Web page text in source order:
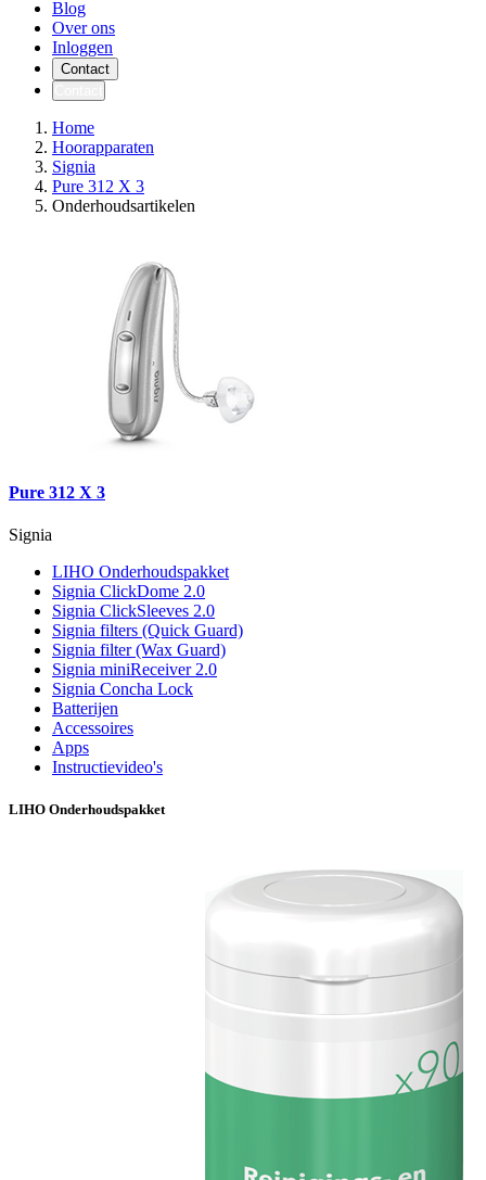
Blog
Over ons
Inloggen
Contact
Home
Hoorapparaten
Signia
Pure 312 X 3
Onderhoudsartikelen
Pure 312 X 3
Signia
LIHO Onderhoudspakket
Signia ClickDome 2.0
Signia ClickSleeves 2.0
Signia filters (Quick Guard)
Signia filter (Wax Guard)
Signia miniReceiver 2.0
Signia Concha Lock
Batterijen
Accessoires
Apps
Instructievideo's
LIHO Onderhoudspakket